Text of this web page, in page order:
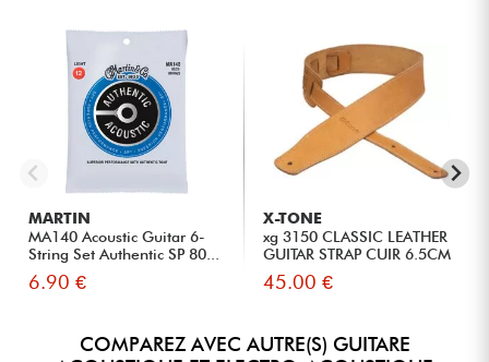
MARTIN
MA140 Acoustic Guitar 6-
String Set Authentic SP 80...
6.90 €
X-TONE
xg 3150 CLASSIC LEATHER
GUITAR STRAP CUIR 6.5CM
BR...
45.00 €
COMPAREZ AVEC AUTRE(S) GUITARE